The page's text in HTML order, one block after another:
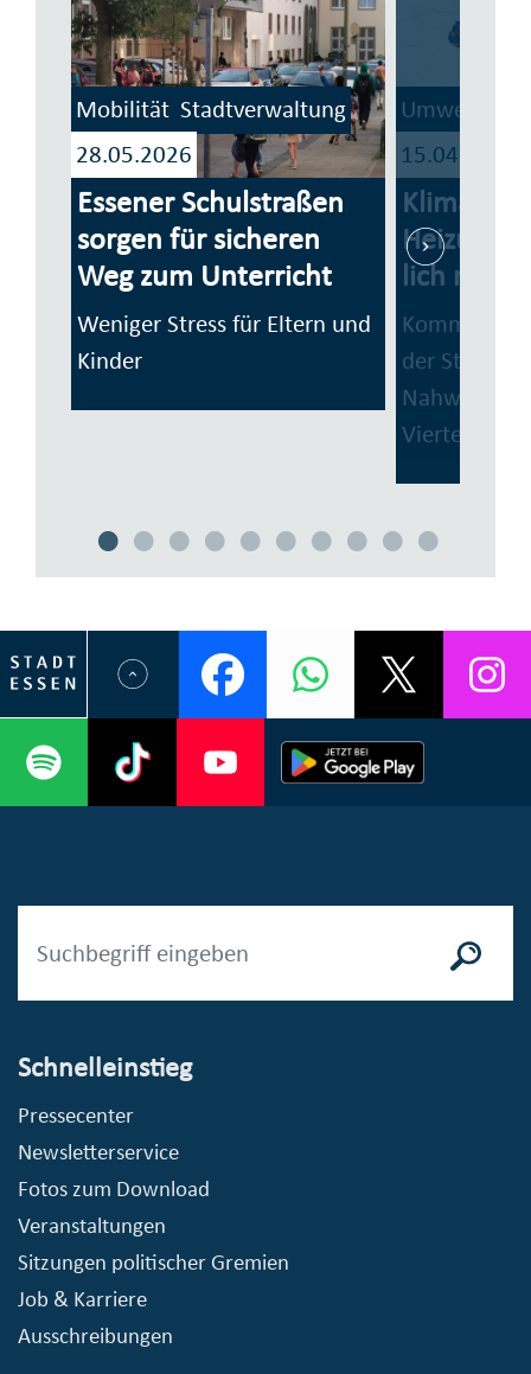
Mobilität Stadtverwaltung
28.05.2026
Essener Schulstraßen
sorgen für sicheren
Weg zum Unterricht
Weniger Stress für Eltern und
Kinder
Umwelt
15.04.2026
Heizung
lich
der Stadt
Nah­wärme
Vierteln
Schnelleinstieg
Pressecenter
Newsletterservice
Fotos zum Download
Veranstaltungen
Sitzungen politischer Gremien
Job & Karriere
Ausschreibungen